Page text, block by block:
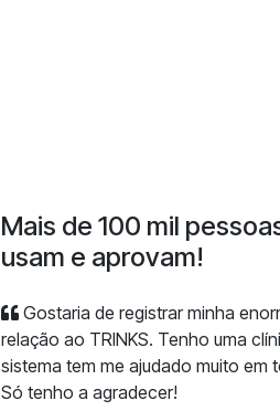
Mais de 100 mil
usam e aprovam!
Gostaria de registrar minha
relação ao TRINKS. Tenho uma
sistema tem me ajudado muito em
Só tenho a agradecer!